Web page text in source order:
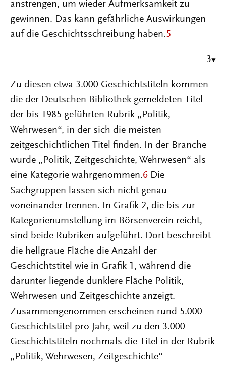
anstrengen, um wieder Aufmerksamkeit zu
gewinnen. Das kann gefährliche Auswirkungen
auf die Geschichtsschreibung haben.5
3
Zu diesen etwa 3.000 Geschichtstiteln kommen
die der Deutschen Bibliothek gemeldeten Titel
der bis 1985 geführten Rubrik „Politik,
Wehrwesen“, in der sich die meisten
zeitgeschichtlichen Titel finden. In der Branche
wurde „Politik, Zeitgeschichte, Wehrwesen“ als
eine Kategorie wahrgenommen.6 Die
Sachgruppen lassen sich nicht genau
voneinander trennen. In Grafik 2, die bis zur
Kategorienumstellung im Börsenverein reicht,
sind beide Rubriken aufgeführt. Dort beschreibt
die hellgraue Fläche die Anzahl der
Geschichtstitel wie in Grafik 1, während die
darunter liegende dunklere Fläche Politik,
Wehrwesen und Zeitgeschichte anzeigt.
Zusammengenommen erscheinen rund 5.000
Geschichtstitel pro Jahr, weil zu den 3.000
Geschichtstiteln nochmals die Titel in der Rubrik
„Politik, Wehrwesen, Zeitgeschichte“